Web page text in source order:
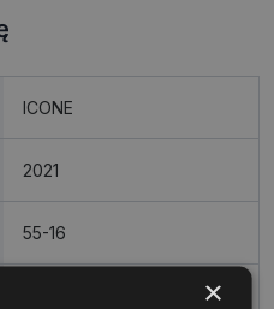
ICONE
2021
55-16
×